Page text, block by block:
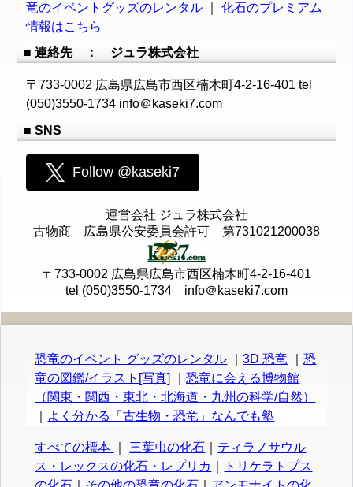
竜のイベントグッズのレンタル ｜化石のプレミアム
情報はこちら
■ 連絡先 ： ジュラ株式会社
〒733-0002 広島県広島市西区楠木町4-2-16-401 tel
(050)3550-1734 info＠kaseki7.com
■ SNS
Follow @kaseki7
運営会社 ジュラ株式会社
古物商 広島県公安委員会許可 第731021200038
〒733-0002 広島県広島市西区楠木町4-2-16-401
tel (050)3550-1734 info＠kaseki7.com
恐竜のイベント グッズのレンタル ｜3D 恐竜 ｜恐
竜の図鑑/イラスト[写真]
｜恐竜に会える博物館
（関東・関西・東北・北海道・九州の科学/自然）
よく分かる「古生物・恐竜」なんでも塾
すべての標本 三葉虫の化石
ティラノサウル
ス・レックスの化石・レプリカ
トリケラトプス